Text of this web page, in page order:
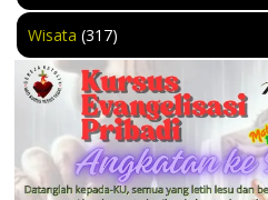
Wisata (317)